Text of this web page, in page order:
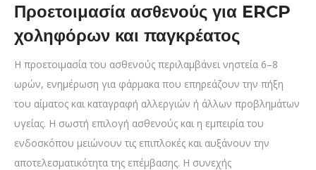
Προετοιμασία ασθενούς για ERCP
χοληφόρων και παγκρέατος
Η προετοιμασία του ασθενούς περιλαμβάνει νηστεία 6–8
ωρών, ενημέρωση για φάρμακα που επηρεάζουν την πήξη
του αίματος και καταγραφή αλλεργιών ή άλλων προβλημάτων
υγείας. Η σωστή επιλογή ασθενούς και η εμπειρία του
ενδοσκόπου μειώνουν τις επιπλοκές και αυξάνουν την
αποτελεσματικότητα της επέμβασης. Η συνεχής